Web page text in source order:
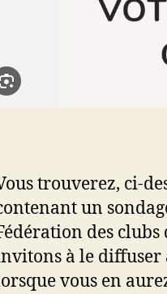
trouverez, ci-
un
des clubs
à le diffuser
vous en